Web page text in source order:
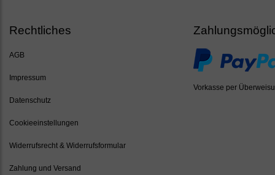
Rechtliches
AGB
Impressum
Datenschutz
Cookieeinstellungen
Widerrufsrecht & Widerrufsformular
Zahlung und Versand
Vorkasse per